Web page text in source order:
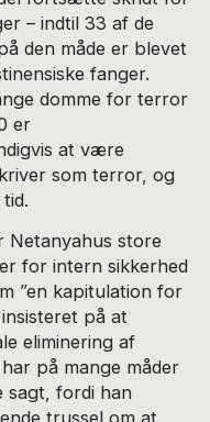
– indtil 33 af de
den måde er blevet
fanger.
domme for terror
er
at være
som terror, og
Netanyahus store
for intern sikkerhed
”en kapitulation for
på at
eliminering af
på mange måder
sagt, fordi han
trussel om at